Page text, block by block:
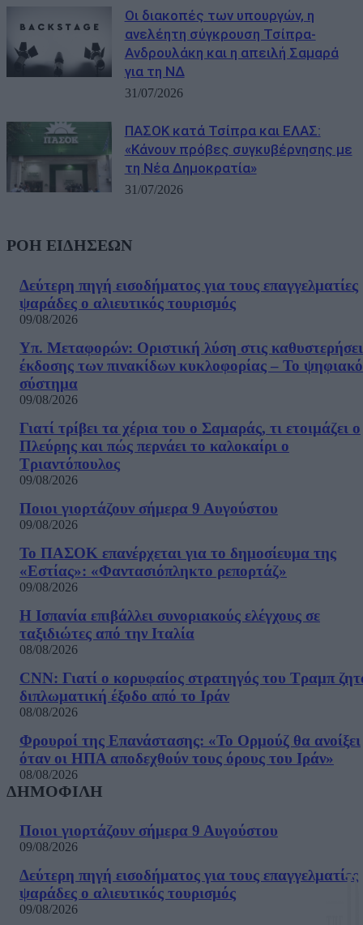
Οι διακοπές των υπουργών, η
ανελέητη σύγκρουση Τσίπρα-
Ανδρουλάκη και η απειλή Σαμαρά
για τη ΝΔ
31/07/2026
ΠΑΣΟΚ κατά Τσίπρα και ΕΛΑΣ:
«Κάνουν πρόβες συγκυβέρνησης με
τη Νέα Δημοκρατία»
31/07/2026
ΡΟΗ ΕΙΔΗΣΕΩΝ
Δεύτερη πηγή εισοδήματος για τους επαγγελματίες
ψαράδες ο αλιευτικός τουρισμός
09/08/2026
Υπ. Μεταφορών: Οριστική λύση στις
έκδοσης των πινακίδων κυκλοφορίας – Το ψηφιακό
σύστημα
09/08/2026
Γιατί τρίβει τα χέρια του ο Σαμαράς, τι ετοιμάζει ο
Πλεύρης και πώς περνάει το καλοκαίρι ο
Τριαντόπουλος
09/08/2026
Ποιοι γιορτάζουν σήμερα 9 Αυγούστου
09/08/2026
Το ΠΑΣΟΚ επανέρχεται για το δημοσίευμα της
«Εστίας»: «Φαντασιόπληκτο ρεπορτάζ»
09/08/2026
Η Ισπανία επιβάλλει συνοριακούς ελέγχους σε
ταξιδιώτες από την Ιταλία
08/08/2026
CNN: Γιατί ο κορυφαίος στρατηγός του Τραμπ
διπλωματική έξοδο από το Ιράν
08/08/2026
Φρουροί της Επανάστασης: «Το Ορμούζ θα ανοίξει
όταν οι ΗΠΑ αποδεχθούν τους όρους του Ιράν»
08/08/2026
ΔΗΜΟΦΙΛΗ
Ποιοι γιορτάζουν σήμερα 9 Αυγούστου
09/08/2026
Δεύτερη πηγή εισοδήματος για τους επαγγελματίες
ψαράδες ο αλιευτικός τουρισμός
09/08/2026